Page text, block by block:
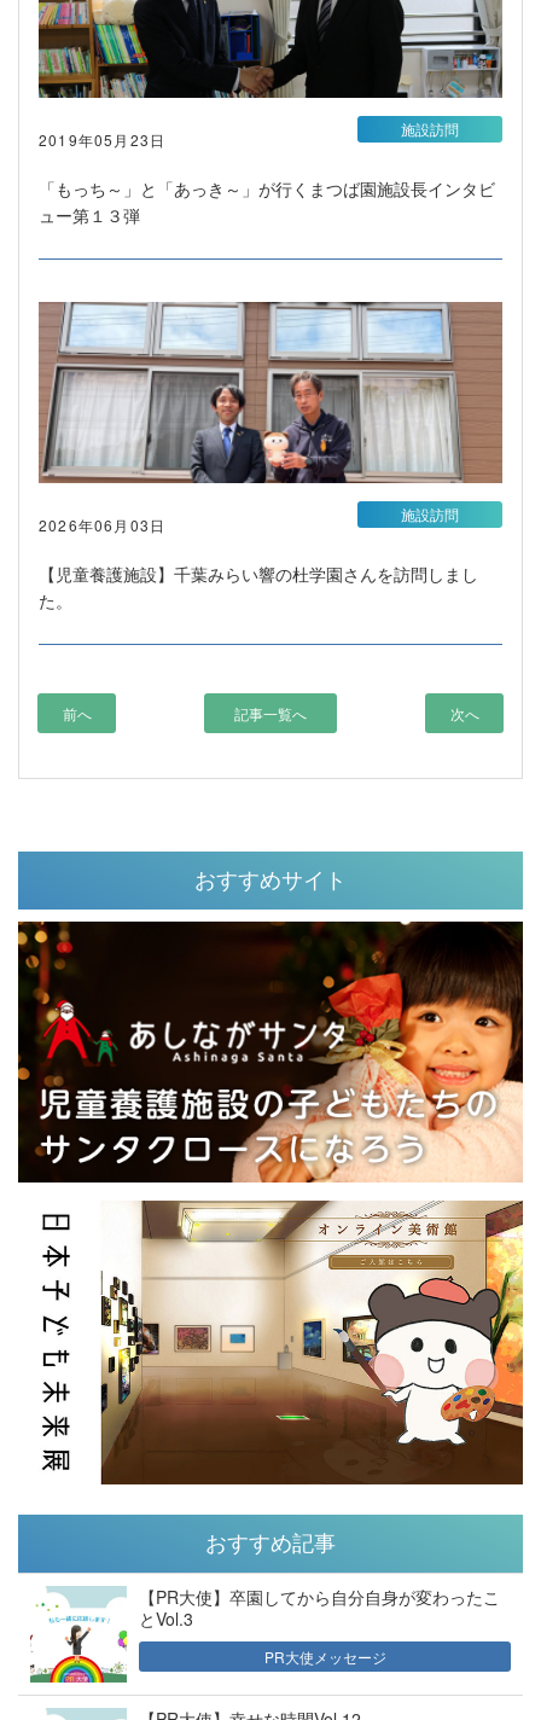
2019年05月23日
「もっち～」と「あっき～」が行くまつば園施設長インタビ
ュー第１３弾
施設訪問
2026年06月03日
【児童養護施設】千葉みらい響の杜学園さんを訪問しまし
た。
施設訪問
前へ 記事一覧へ 次へ
おすすめサイト
おすすめ記事
【PR大使】卒園してから自分自身が変わったこ
とVol.3
PR大使メッセージ